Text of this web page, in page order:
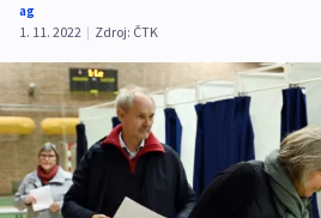
ag
1. 11. 2022 | Zdroj: ČTK